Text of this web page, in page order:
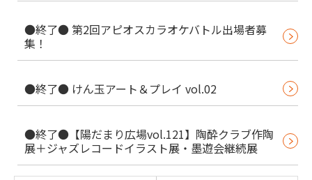
●終了● 第2回アピオスカラオケバトル出場者募
集！
●終了● けん玉アート＆プレイ vol.02
●終了●【陽だまり広場vol.121】陶酔クラブ作陶
展＋ジャズレコードイラスト展・墨遊会継続展